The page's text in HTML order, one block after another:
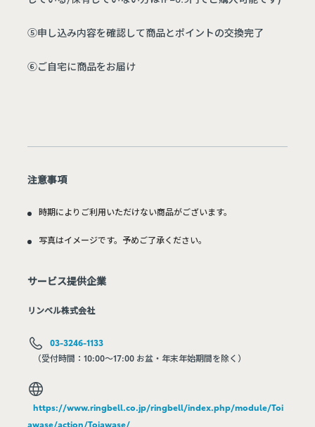
⑤申し込み内容を確認して商品とポイントの交換完了
⑥ご自宅に商品をお届け
注意事項
時期によりご利用いただけない商品がございます。
写真はイメージです。予めご了承ください。
サービス提供企業
リンベル株式会社
03-3246-1133
（受付時間：10:00～17:00 お盆・年末年始期間を除く）
https://www.ringbell.co.jp/ringbell/index.php/module/Toi
awase/action/Toiawase/